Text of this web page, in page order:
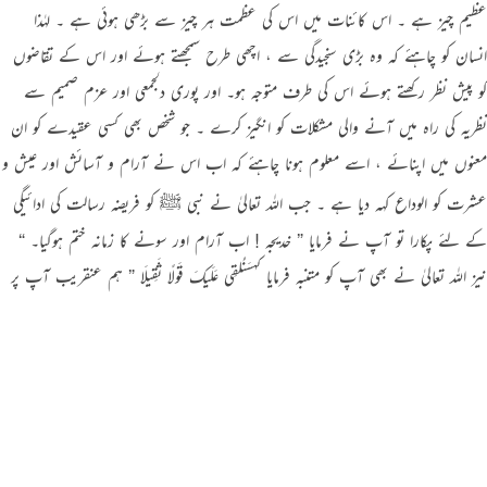
عظیم چیز ہے ۔ اس کائنات میں اس کی عظمت ہر چیز سے بڑھی ہوئی ہے ۔ لہٰذا
انسان کو چاہئے کہ وہ بڑی سنجیدگی سے ، اچھی طرح سمجھتے ہوئے اور اس کے تقاضوں
کو پیش نظر رکھتے ہوئے اس کی طرف متوجہ ہو۔ اور پوری دلجمعی اور عزم صمیم سے
نظریہ کی راہ میں آنے والی مشکلات کو انگیز کرے ۔ جو شخص بھی کسی عقیدے کو ان
معنوں میں اپنائے ، اسے معلوم ہونا چاہئے کہ اب اس نے آرام و آسائش اور عیش و
عشرت کو الوداع کہہ دیا ہے ۔ جب اللہ تعالیٰ نے نبی ﷺ کو فریضہ رسالت کی ادائیگی
کے لئے پکارا تو آپ نے فرمایا ” خدیجہ ! اب آرام اور سونے کا زمانہ ختم ہوگیا۔ “
نیز اللہ تعالیٰ نے بھی آپ کو متنبہ فرمایا کہسَنُلقِی عَلَیکَ قَولًا ثَقِیلَا ” ہم عنقریب آپ پر